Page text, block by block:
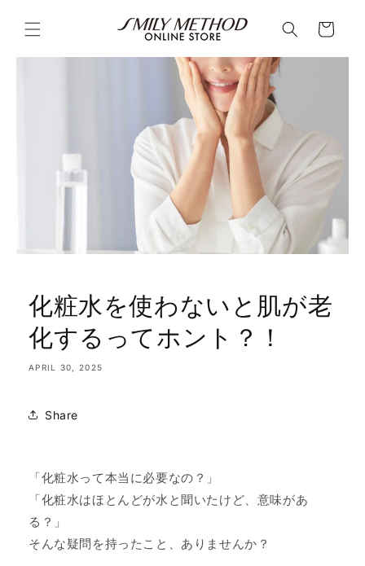
content
Cart
化粧水を使わないと肌が老
化するってホント？！
APRIL 30, 2025
Share
「化粧水って本当に必要なの？」
「化粧水はほとんどが水と聞いたけど、意味があ
る？」
そんな疑問を持ったこと、ありませんか？